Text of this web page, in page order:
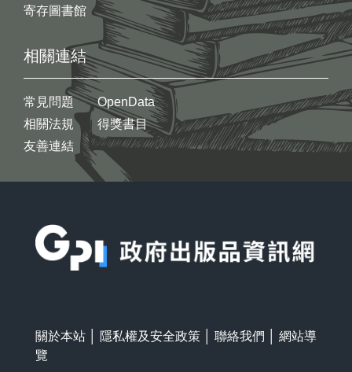
寄存圖書館
相關連結
常見問題
相關法規
友善連結
OpenData
得獎書目
關於本站 隱私權及安全政策 聯絡我們
網站導
覽